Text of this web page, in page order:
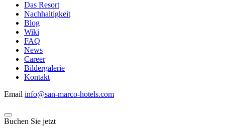
Das Resort
Nachhaltigkeit
Blog
Wiki
FAQ
News
Career
Bildergalerie
Kontakt
Email info@san-marco-hotels.com
Buchen Sie jetzt